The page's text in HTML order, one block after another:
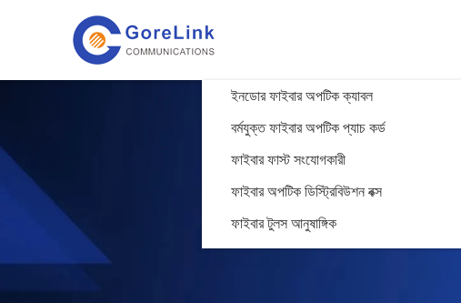
ইনডোর ফাইবার অপটিক ক্যাবল
বর্মযুক্ত ফাইবার অপটিক প্যাচ কর্ড
ফাইবার ফাস্ট সংযোগকারী
ফাইবার অপটিক ডিস্ট্রিবিউশন বক্স
ফাইবার টুলস আনুষাঙ্গিক